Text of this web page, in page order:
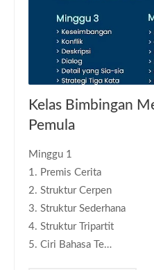
Kelas Bimbingan
Pemula
Minggu 1
1. Premis Cerita
2. Struktur Cerpen
3. Struktur Sederhana
4. Struktur Tripartit
5. Ciri Bahasa Te…